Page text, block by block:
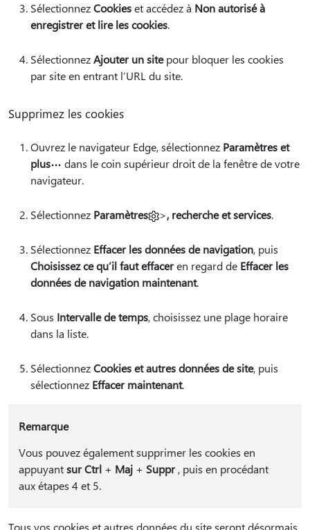
SélectionnezCookieset accédez à Non autorisé à
enregistrer et lire les cookies.
SélectionnezAjouter un sitepour bloquer les cookies
par site en entrant l’URL du site.
Supprimez les cookies
Ouvrez le navigateur Edge, sélectionnez Paramètres et
plus
dans le coin supérieur droit de la fenêtre de votre
navigateur.
Sélectionnez Paramètres >, recherche et services.
Sélectionnez Effacer les données de navigation, puis
Choisissez ce qu’il faut effaceren regard de Effacer les
données de navigation maintenant.
Sous Intervalle de temps, choisissez une plage horaire
dans la liste.
SélectionnezCookies et autres données de site, puis
sélectionnez Effacer maintenant.
Remarque
Vous pouvez également supprimer les cookies en
appuyantsur Ctrl+ Maj+ Suppr, puis en procédant
aux étapes 4 et 5.
Tous vos cookies et autres données du site seront désormais